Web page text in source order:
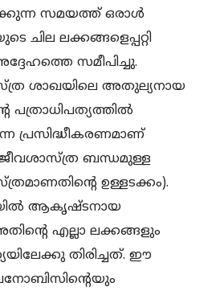
സമയത്ത് ഒരാള്‍
ചില ലക്കങ്ങളെപ്പറ്റി
സമീപിച്ചു.
ശാഖയിലെ അതുല്യനായ
പത്രാധിപത്യത്തില്‍
പ്രസിദ്ധീകരണമാണ്
ജീവശാസ്ത്ര ബന്ധമുള്ള
ഉള്ളടക്കം).
ആകൃഷ്ടനായ
എല്ലാ ലക്കങ്ങളും
തിരിച്ചത്. ഈ